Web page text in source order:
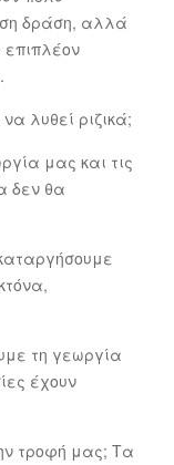
δράση, αλλά
επιπλέον
λυθεί ριζικά;
μας και τις
δεν θα
τη γεωργία
έχουν
τροφή μας; Τα